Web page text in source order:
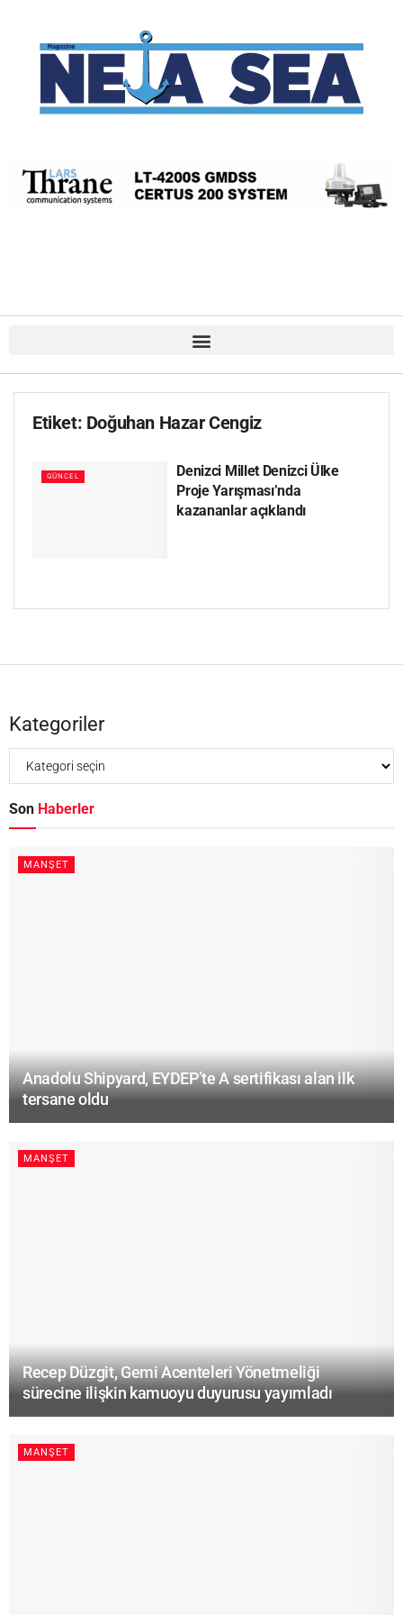
Etiket: Doğuhan Hazar Cengiz
GÜNCEL
Denizci Millet Denizci Ülke
Proje Yarışması’nda
kazananlar açıklandı
Kategoriler
Son Haberler
MANŞET
Anadolu Shipyard, EYDEP’te A sertifikası alan ilk
tersane oldu
MANŞET
Recep Düzgit, Gemi Acenteleri Yönetmeliği
sürecine ilişkin kamuoyu duyurusu yayımladı
MANŞET